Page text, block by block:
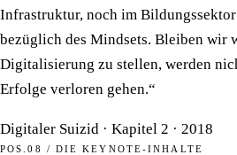
Infrastruktur, noch im
bezüglich des Mindsets. Bleiben wir
Digitalisierung zu stellen, werden
Erfolge verloren gehen.“
Digitaler Suizid · Kapitel 2 · 2018
POS.08 / DIE KEYNOTE-INHALTE